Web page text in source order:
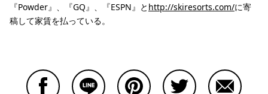
『Powder』、『GQ』、『ESPN』と http://skiresorts.com/に寄
稿して家賃を払っている。